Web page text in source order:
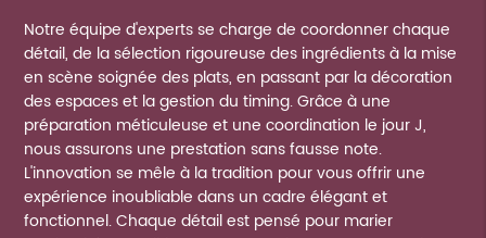
Notre équipe d'experts se charge de coordonner chaque
détail, de la sélection rigoureuse des ingrédients à la mise
en scène soignée des plats, en passant par la décoration
des espaces et la gestion du timing. Grâce à une
préparation méticuleuse et une coordination le jour J,
nous assurons une prestation sans fausse note.
L'innovation se mêle à la tradition pour vous offrir une
expérience inoubliable dans un cadre élégant et
fonctionnel. Chaque détail est pensé pour marier